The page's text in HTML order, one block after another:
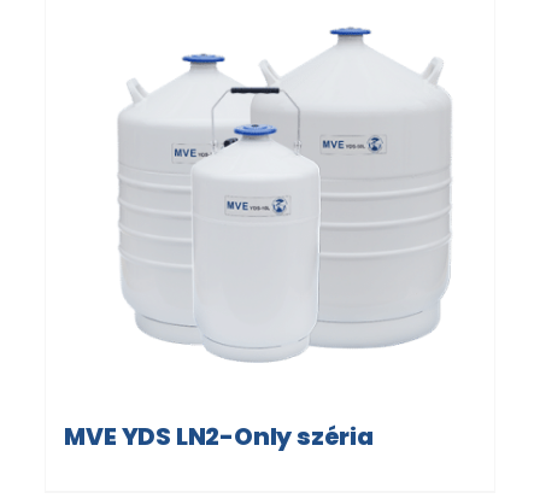
MVE YDS LN2-Only széria